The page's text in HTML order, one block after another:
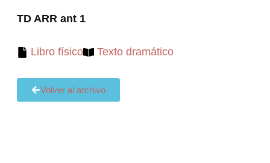
TD ARR ant 1
Libro físico Texto dramático
Volver al archivo